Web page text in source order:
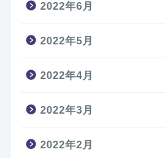
2022年6月
2022年5月
2022年4月
2022年3月
2022年2月